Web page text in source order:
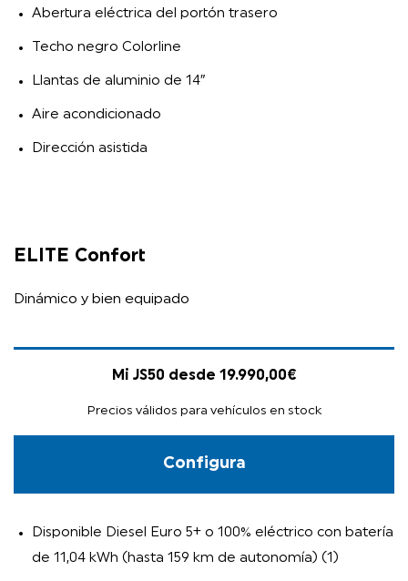
Abertura eléctrica del portón trasero
Techo negro Colorline
Llantas de aluminio de 14″
Aire acondicionado
Dirección asistida
ELITE Confort
Dinámico y bien equipado
Mi JS50 desde 19.990,00€
Precios válidos para vehículos en stock
Configura
Disponible Diesel Euro 5+ o 100% eléctrico con batería
de 11,04 kWh (hasta 159 km de autonomía) (1)